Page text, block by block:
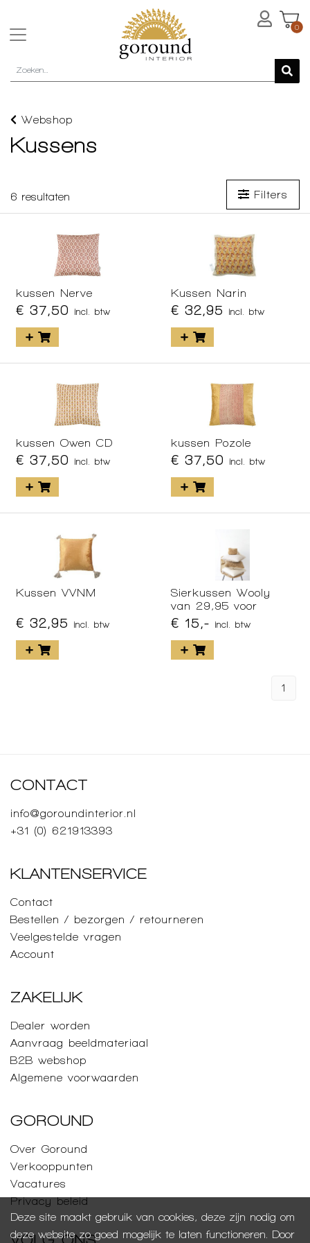
0
Webshop
Kussens
6 resultaten Filters
kussen Nerve
€ 37,50 incl. btw
Kussen Narin
€ 32,95 incl. btw
kussen Owen CD
€ 37,50 incl. btw
kussen Pozole
€ 37,50 incl. btw
Kussen VVNM
€ 32,95 incl. btw
Sierkussen Wooly
van 29,95 voor
€ 15,- incl. btw
1
Deze site maakt gebruik van cookies, deze zijn nodig om
deze website zo goed mogelijk te laten functioneren. Door
CONTACT
info@goroundinterior.nl
+31 (0) 621913393
KLANTENSERVICE
Contact
Bestellen / bezorgen / retourneren
Veelgestelde vragen
Account
ZAKELIJK
Dealer worden
Aanvraag beeldmateriaal
B2B webshop
Algemene voorwaarden
GOROUND
Over Goround
Verkooppunten
Vacatures
Privacy beleid
VOLG ONS